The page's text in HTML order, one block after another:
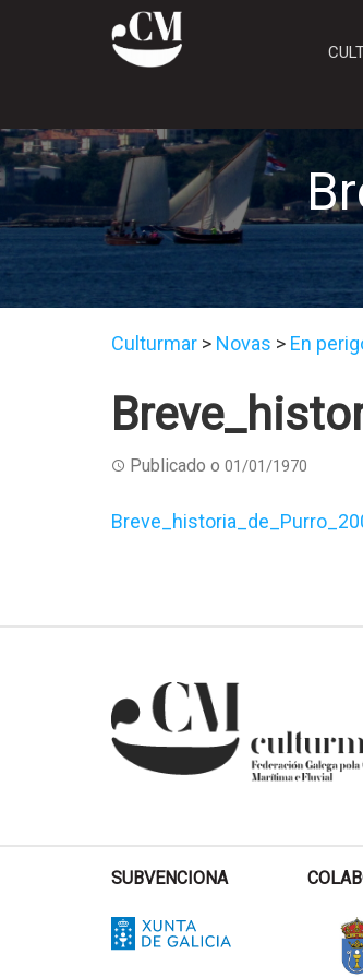
Culturmar > Novas > En
Publicado o 01/01/1970
SUBVENCIONA